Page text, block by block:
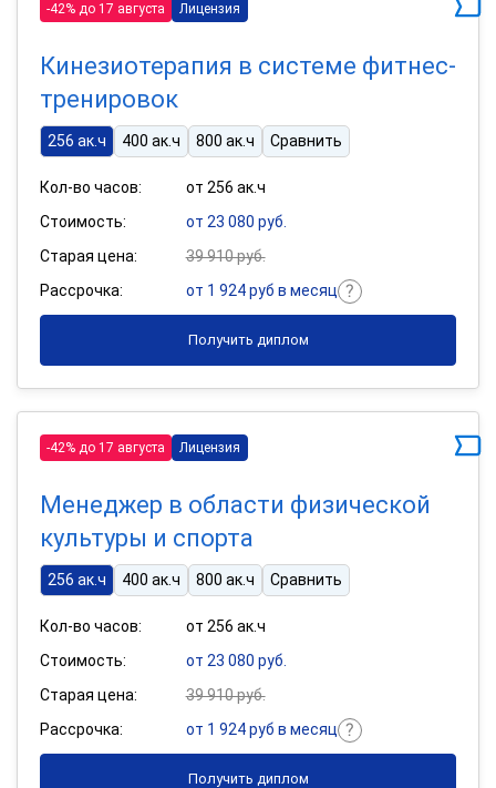
-42% до 17 августа Лицензия
Кинезиотерапия в системе фитнес-
тренировок
256 ак.ч 400 ак.ч 800 ак.ч Сравнить
Кол-во часов:
от 256 ак.ч
Стоимость:
от 23 080 руб.
Старая цена:
39 910 руб.
Рассрочка:
от 1 924 руб в месяц
Получить диплом
-42% до 17 августа Лицензия
Менеджер в области физической
культуры и спорта
256 ак.ч 400 ак.ч 800 ак.ч Сравнить
Кол-во часов:
от 256 ак.ч
Стоимость:
от 23 080 руб.
Старая цена:
39 910 руб.
Рассрочка:
от 1 924 руб в месяц
Получить диплом